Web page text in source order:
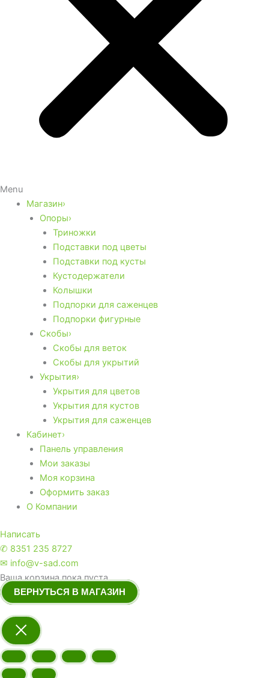
Menu
Магазин›
Опоры›
Триножки
Подставки под цветы
Подставки под кусты
Кустодержатели
Колышки
Подпорки для саженцев
Подпорки фигурные
Скобы›
Скобы для веток
Скобы для укрытий
Укрытия›
Укрытия для цветов
Укрытия для кустов
Укрытия для саженцев
Кабинет›
Панель управления
Мои заказы
Моя корзина
Оформить заказ
О Компании
Написать
✆ 8351 235 8727
✉ info@v-sad.com
Ваша корзина пока пуста.
ВЕРНУТЬСЯ В МАГАЗИН